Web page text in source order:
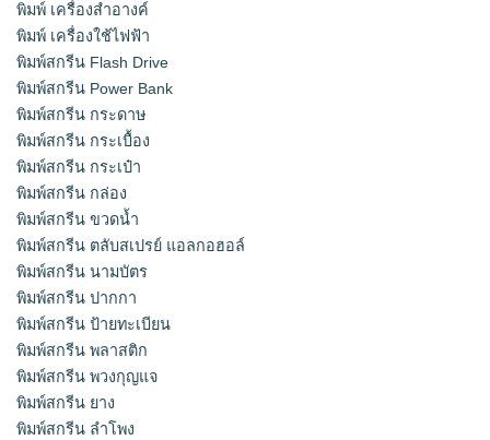
พิมพ์ เครื่องสําอางค์
พิมพ์ เครื่องใช้ไฟฟ้า
พิมพ์สกรีน Flash Drive
พิมพ์สกรีน Power Bank
พิมพ์สกรีน กระดาษ
พิมพ์สกรีน กระเบื้อง
พิมพ์สกรีน กระเป๋า
พิมพ์สกรีน กล่อง
พิมพ์สกรีน ขวดน้ำ
พิมพ์สกรีน ตลับสเปรย์ แอลกอฮอล์
พิมพ์สกรีน นามบัตร
พิมพ์สกรีน ปากกา
พิมพ์สกรีน ป้ายทะเบียน
พิมพ์สกรีน พลาสติก
พิมพ์สกรีน พวงกุญแจ
พิมพ์สกรีน ยาง
พิมพ์สกรีน ลำโพง